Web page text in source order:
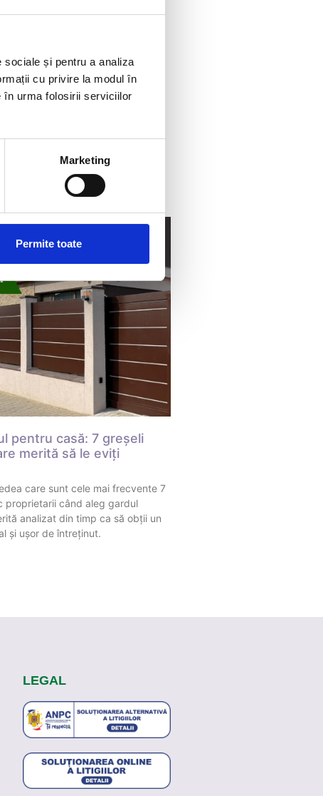
sociale și pentru a analiza
cu privire la modul în
în urma folosirii serviciilor
Marketing
Permite toate
și cu preferințele personale.
de design care pot
de garduri fără a fi nevoie
arată exact așa cum dorești.
despre proiectul tău.
pentru casă: 7 greșeli
merită să le eviți
care sunt cele mai frecvente 7
proprietarii când aleg gardul
analizat din timp ca să obții un
și ușor de întreținut.
LEGAL